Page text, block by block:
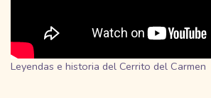
Leyendas e historia del Cerrito del Carmen